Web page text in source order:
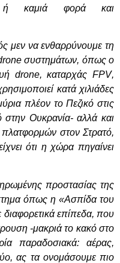
ή καμιά φορά και
μεν να ενθαρρύνουμε τη
συστημάτων, όπως ο
drone, καταρχάςFPV,
κατά χιλιάδες
πλέον το Πεζικό στις
στην Ουκρανία- αλλά και
στον Στρατό,
ότι η χώρα πηγαίνει
προστασίας της
όπως η «Ασπίδα του
επίπεδα, που
-μακριά το κακό στο
παραδοσιακά: αέρας,
ας τα ονομάσουμε πιο